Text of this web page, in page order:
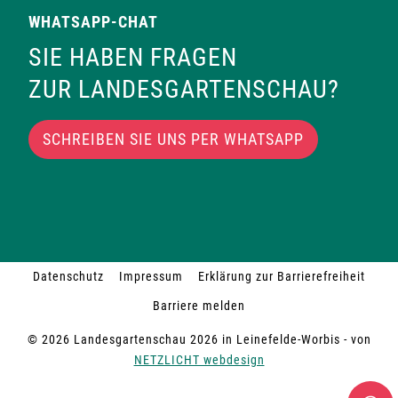
WHATSAPP-CHAT
SIE HABEN FRAGEN
ZUR LANDESGARTENSCHAU?
SCHREIBEN SIE UNS PER WHATSAPP
© 2026 Landesgartenschau 2026 in Leinefelde-Worbis - von
NETZLICHT webdesign
Datenschutz Impressum
Erklärung zur Barrierefreiheit
Barriere melden